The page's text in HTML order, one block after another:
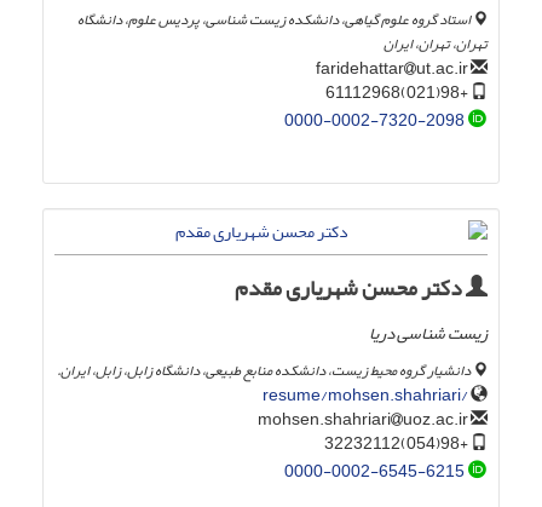
استاد گروه علوم گیاهی، دانشکده زیست شناسی، پردیس علوم، دانشگاه
تهران، تهران، ایران
ut.ac.ir
+98(021)61112968
0000-0002-7320-2098
دکتر محسن شهریاری مقدم
زیست شناسی دریا
دانشیار گروه محیط زیست، دانشکده منابع طبیعی، دانشگاه زابل، زابل، ایران.
/resume/mohsen.shahriari
uoz.ac.ir
+98(054)32232112
0000-0002-6545-6215